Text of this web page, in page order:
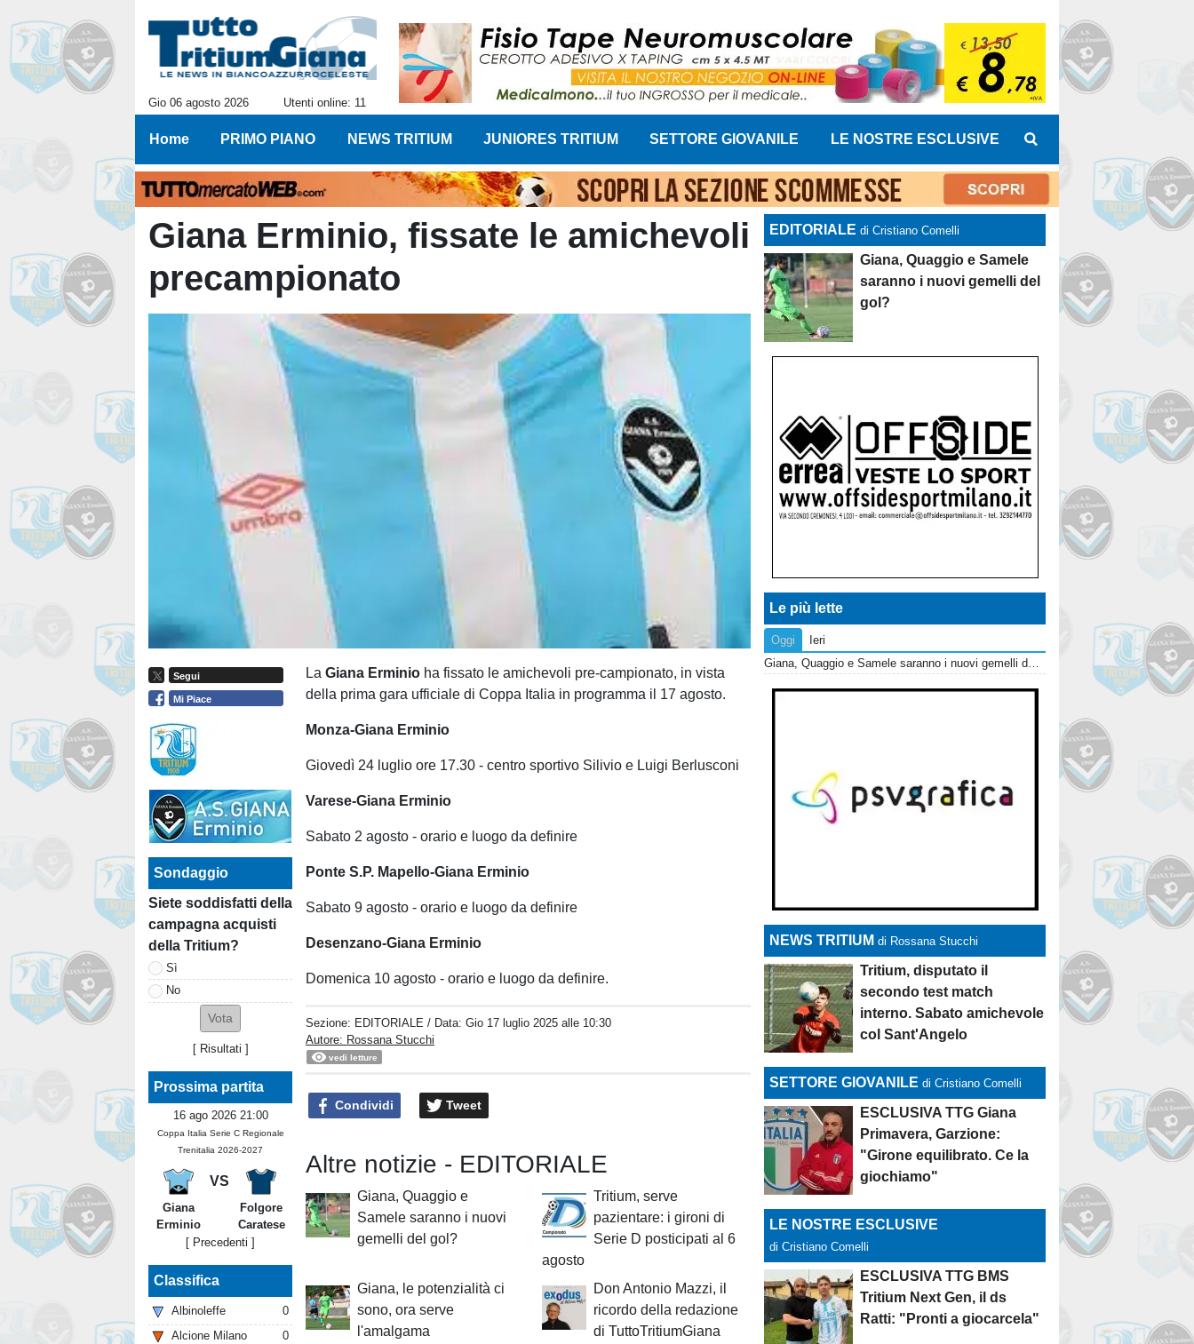
Gio 06 agosto 2026 Utenti online: 11
Home PRIMO PIANO NEWS TRITIUM JUNIORES TRITIUM SETTORE GIOVANILE LE NOSTRE ESCLUSIVE
Giana Erminio, fissate le amichevoli
precampionato
Segui
Mi Piace
Sondaggio
Siete soddisfatti della
campagna acquisti
della Tritium?
Sì
No
[ Risultati ]
Prossima partita
16 ago 2026 21:00
Coppa Italia Serie C Regionale
Trenitalia 2026-2027
VS
Giana
Erminio
Folgore
Caratese
[ Precedenti ]
Classifica
Albinoleffe
0
Alcione Milano
0
LaGiana Erminio ha fissato le amichevoli pre-campionato, in vista
della prima gara ufficiale di Coppa Italia in programma il 17 agosto.
Monza-Giana Erminio
Giovedì 24 luglio ore 17.30 - centro sportivo Silivio e Luigi Berlusconi
Varese-Giana Erminio
Sabato 2 agosto - orario e luogo da definire
Ponte S.P. Mapello-Giana Erminio
Sabato 9 agosto - orario e luogo da definire
Desenzano-Giana Erminio
Domenica 10 agosto - orario e luogo da definire.
Sezione: EDITORIALE / Data:Gio 17 luglio 2025 alle 10:30
Autore: Rossana Stucchi
vedi letture
Condividi Tweet
Altre notizie - EDITORIALE
Giana, Quaggio e
Samele saranno i nuovi
gemelli del gol?
Tritium, serve
pazientare: i gironi di
Serie D posticipati al 6
agosto
Giana, le potenzialità ci
sono, ora serve
l'amalgama
Don Antonio Mazzi, il
ricordo della redazione
di TuttoTritiumGiana
EDITORIALE di Cristiano Comelli
Giana, Quaggio e Samele
saranno i nuovi gemelli del
gol?
Le più lette
Oggi
Ieri
Giana, Quaggio e Samele saranno i nuovi gemelli del gol?
NEWS TRITIUM di Rossana Stucchi
Tritium, disputato il
secondo test match
interno. Sabato amichevole
col Sant'Angelo
SETTORE GIOVANILE di Cristiano Comelli
ESCLUSIVA TTG Giana
Primavera, Garzione:
"Girone equilibrato. Ce la
giochiamo"
LE NOSTRE ESCLUSIVE
di Cristiano Comelli
ESCLUSIVA TTG BMS
Tritium Next Gen, il ds
Ratti: "Pronti a giocarcela"